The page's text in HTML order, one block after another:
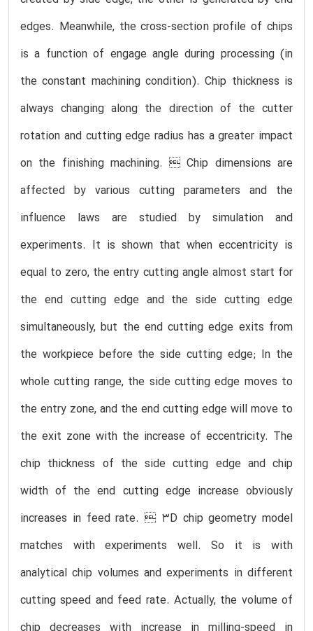
edges. Meanwhile, the cross-section profile of chips
is a function of engage angle during processing (in
the constant machining condition). Chip thickness is
always changing along the direction of the cutter
rotation and cutting edge radius has a greater impact
on the finishing machining.  Chip dimensions are
affected by various cutting parameters and the
influence laws are studied by simulation and
experiments. It is shown that when eccentricity is
equal to zero, the entry cutting angle almost start for
the end cutting edge and the side cutting edge
simultaneously, but the end cutting edge exits from
the workpiece before the side cutting edge; In the
whole cutting range, the side cutting edge moves to
the entry zone, and the end cutting edge will move to
the exit zone with the increase of eccentricity. The
chip thickness of the side cutting edge and chip
width of the end cutting edge increase obviously
increases in feed rate.  3D chip geometry model
matches with experiments well. So it is with
analytical chip volumes and experiments in different
cutting speed and feed rate. Actually, the volume of